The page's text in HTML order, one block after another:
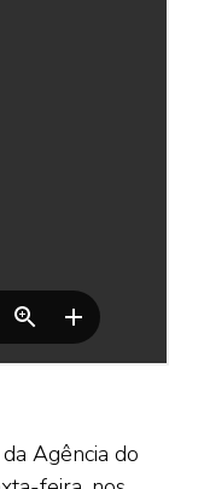
Agência do